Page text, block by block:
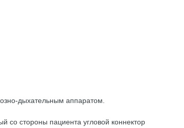
дыхательным аппаратом.
со стороны пациента угловой коннектор